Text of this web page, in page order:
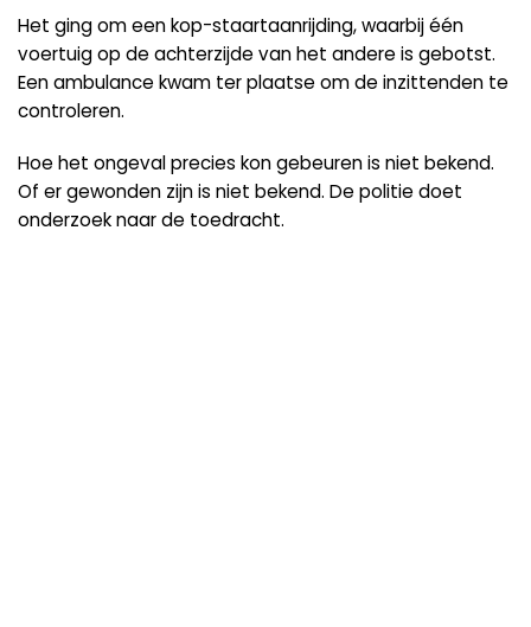
Het ging om een kop-staartaanrijding, waarbij één
voertuig op de achterzijde van het andere is gebotst.
Een ambulance kwam ter plaatse om de inzittenden te
controleren.
Hoe het ongeval precies kon gebeuren is niet bekend.
Of er gewonden zijn is niet bekend. De politie doet
onderzoek naar de toedracht.